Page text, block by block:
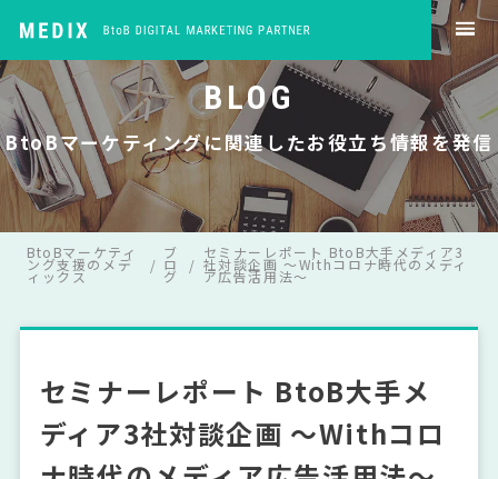
BLOG
BtoBマーケティングに関連したお役立ち情報を発信
BtoBマーケティ
ング支援のメデ
ィックス
ブ
ロ
グ
セミナーレポート BtoB大手メディア3
社対談企画 ～Withコロナ時代のメディ
ア広告活用法～
セミナーレポート BtoB大手メ
ディア3社対談企画 ～Withコロ